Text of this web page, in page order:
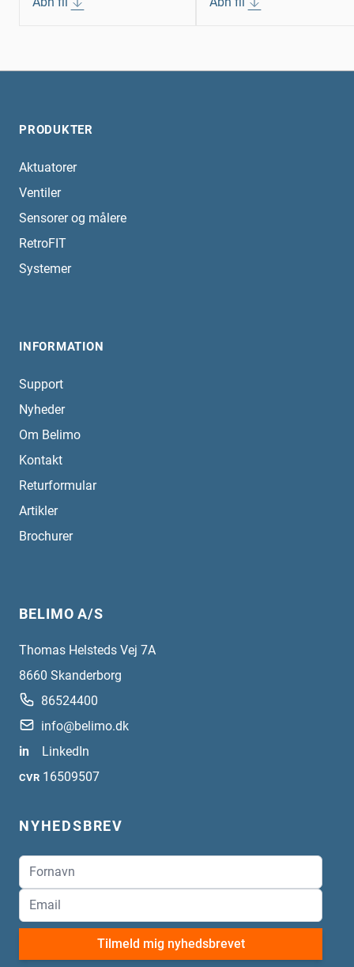
PRODUKTER
Aktuatorer
Ventiler
Sensorer og målere
RetroFIT
Systemer
INFORMATION
Support
Nyheder
Om Belimo
Kontakt
Returformular
Artikler
Brochurer
BELIMO A/S
Thomas Helsteds Vej 7A
8660 Skanderborg
86524400
info@belimo.dk
in
LinkedIn
CVR 16509507
NYHEDSBREV
Tilmeld mig nyhedsbrevet